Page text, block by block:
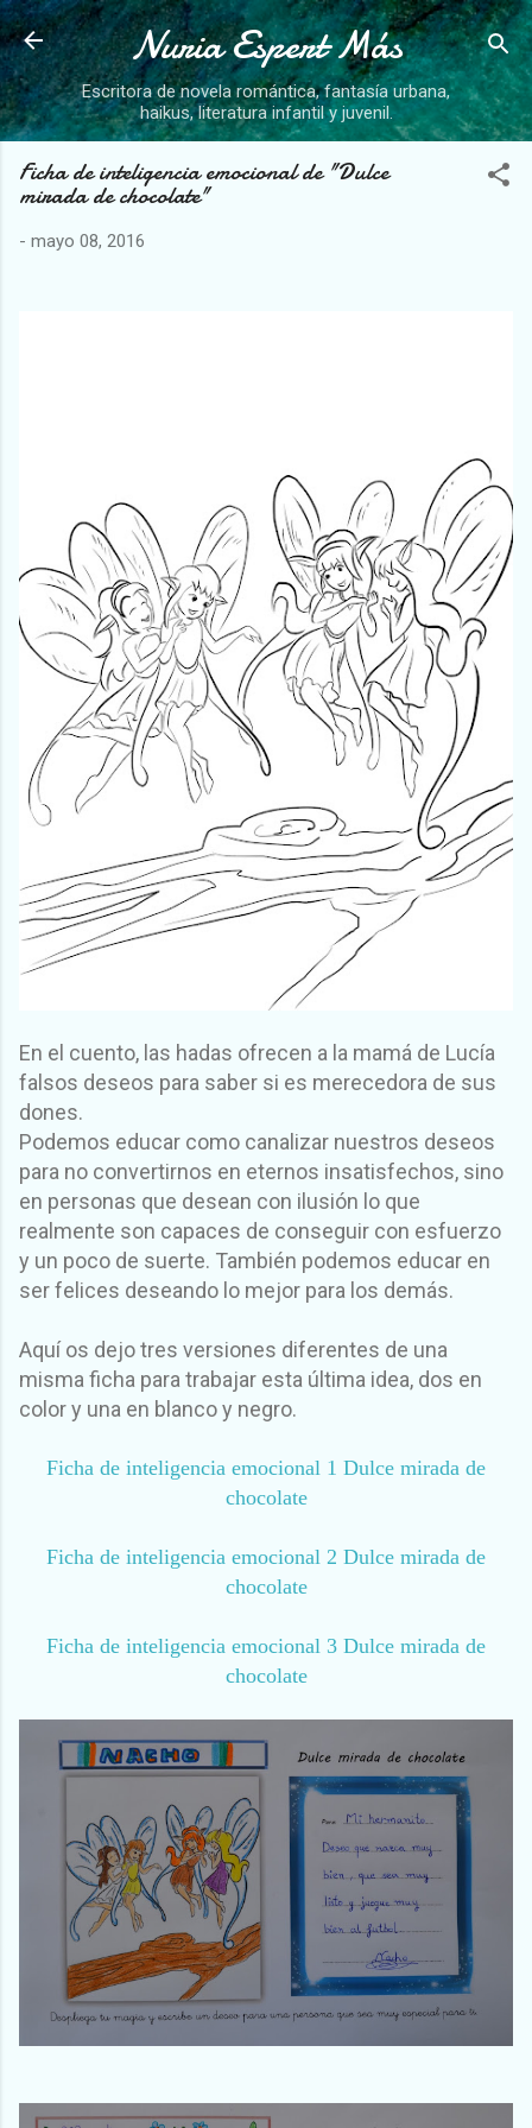
Ir al contenido principal
Nuria Espert Más
Escritora de novela romántica, fantasía urbana,
haikus, literatura infantil y juvenil.
Ficha de inteligencia emocional de "Dulce
mirada de chocolate"
- mayo 08, 2016
En el cuento, las hadas ofrecen a la mamá de Lucía
falsos deseos para saber si es merecedora de sus
dones.
Podemos educar como canalizar nuestros deseos
para no convertirnos en eternos insatisfechos, sino
en personas que desean con ilusión lo que
realmente son capaces de conseguir con esfuerzo
y un poco de suerte. También podemos educar en
ser felices deseando lo mejor para los demás.
Aquí os dejo tres versiones diferentes de una
misma ficha para trabajar esta última idea, dos en
color y una en blanco y negro.
Ficha de inteligencia emocional 1 Dulce mirada de
chocolate
Ficha de inteligencia emocional 2 Dulce mirada de
chocolate
Ficha de inteligencia emocional 3 Dulce mirada de
chocolate